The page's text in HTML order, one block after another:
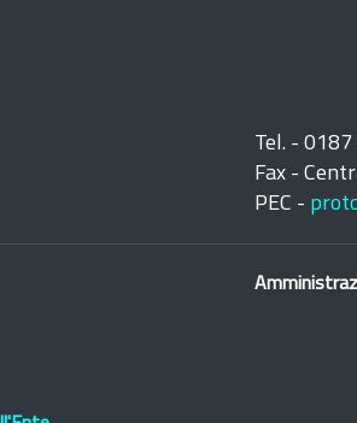
Tel. - 0187
Fax -
PEC -